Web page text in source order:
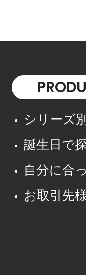
シリーズ
誕生日で
自分に合
お取引先